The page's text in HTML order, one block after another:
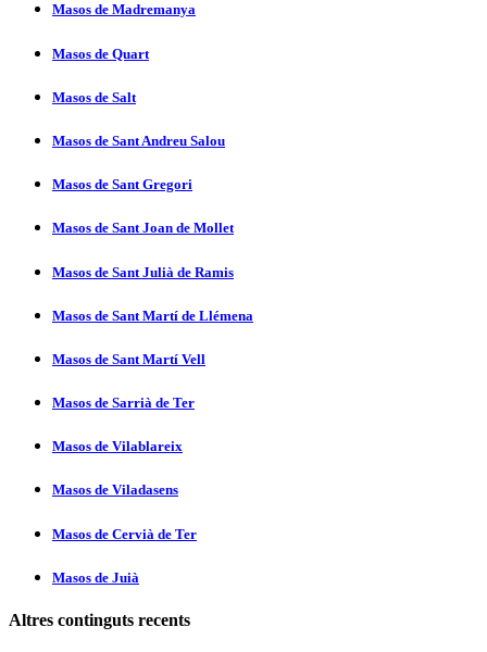
Masos de Madremanya
Masos de Quart
Masos de Salt
Masos de Sant Andreu Salou
Masos de Sant Gregori
Masos de Sant Joan de Mollet
Masos de Sant Julià de Ramis
Masos de Sant Martí­ de Llémena
Masos de Sant Martí­ Vell
Masos de Sarrià de Ter
Masos de Vilablareix
Masos de Viladasens
Masos de Cervià de Ter
Masos de Juià
Altres continguts recents